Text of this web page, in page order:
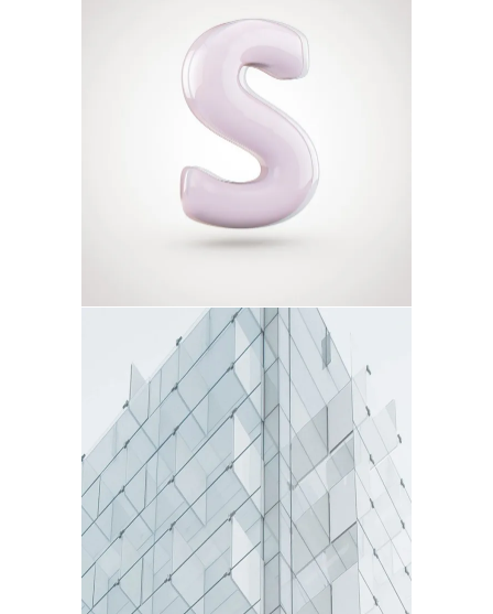
MOMENTS
SUBTLE